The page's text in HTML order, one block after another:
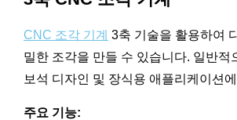
CNC 조각 기계 3축 기술을 활용하여
밀한 조각을 만들 수 있습니다. 일반적
보석 디자인 및 장식용 애플리케이션
주요 기능: